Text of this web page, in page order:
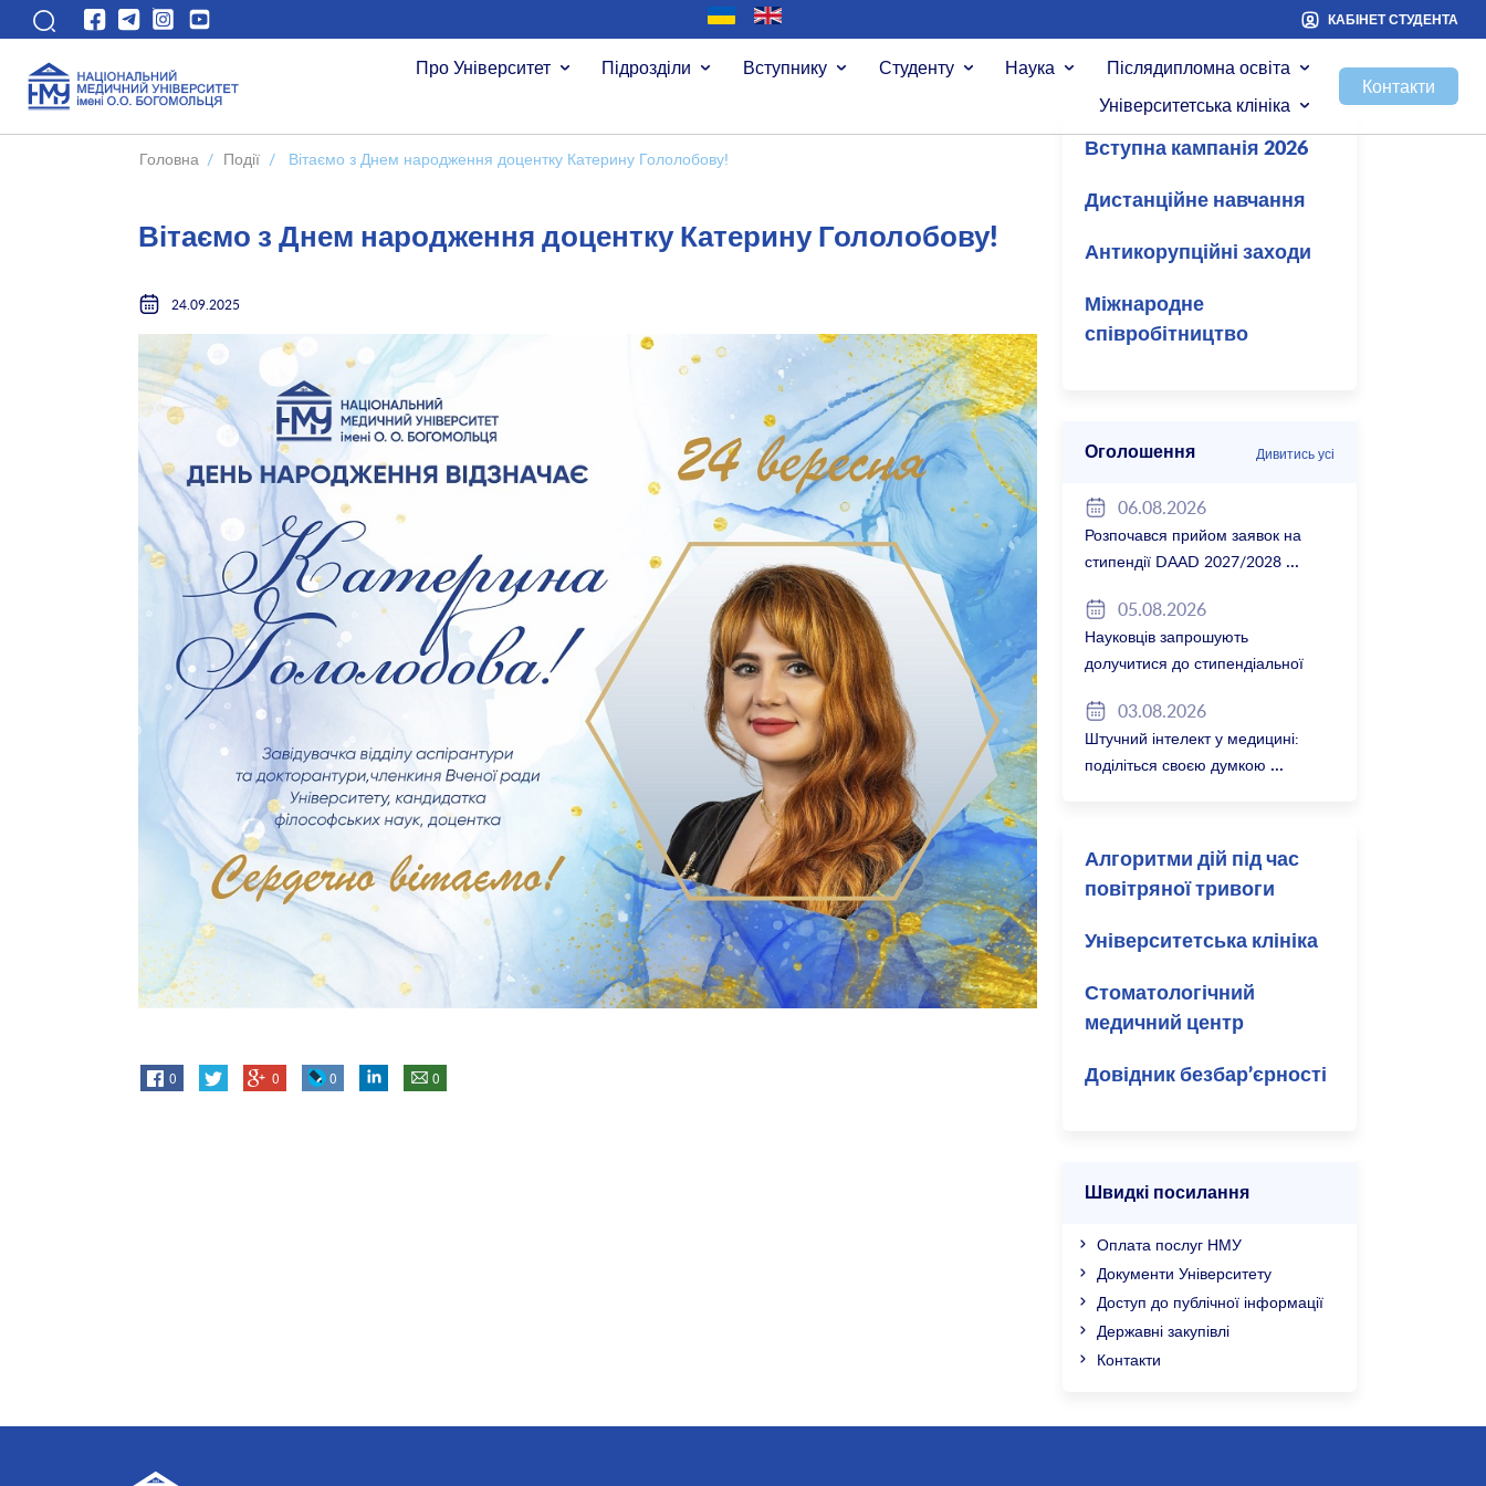
КАБІНЕТ СТУДЕНТА
Про Університет Підрозділи Вступнику Студенту Наука
Післядипломна освіта
Університетська клініка
Контакти
Головна / Події / Вітаємо з Днем народження доцентку Катерину Гололобову!
Вітаємо з Днем народження доцентку Катерину Гололобову!
24.09.2025
0 0 0 0
Вступна кампанія 2026
Дистанційне навчання
Антикорупційні заходи
Міжнародне
співробітництво
Оголошення Дивитись усі
06.08.2026
Розпочався прийом заявок на
стипендії DAAD 2027/2028
05.08.2026
Науковців запрошують
долучитися до стипендіальної
Баварія 2027/28
03.08.2026
Штучний інтелект у медицині:
поділіться своєю думкою
Алгоритми дій під час
повітряної тривоги
Університетська клініка
Стоматологічний
медичний центр
Довідник безбар’єрності
Швидкі посилання
Оплата послуг НМУ
Документи Університету
Доступ до публічної інформації
Державні закупівлі
Контакти